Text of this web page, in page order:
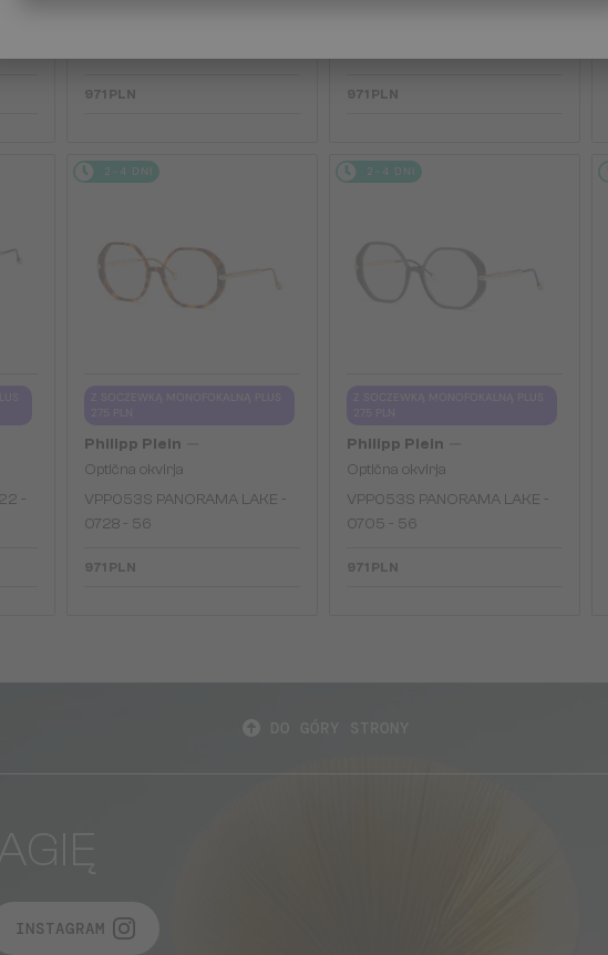
971 PLN 971 PLN
-
2-4 DNI
Philipp Plein
Optična okvirja
VPP053S PANORAMA LAKE -
0728 - 56
971 PLN
2-4 DNI
Philipp Plein
Optična okvirja
VPP053S PANORAMA LAKE -
0705 - 56
971 PLN
INSTAGRAM